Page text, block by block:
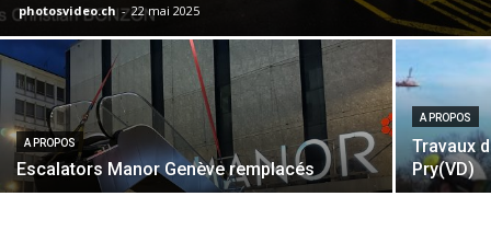
photosvideo.ch - 22 mai 2025
A PROPOS
Escalators Manor Genève remplacés
A PROPOS
Travaux
Pry(VD)